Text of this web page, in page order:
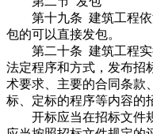
第十九条 建筑工程依
包的可以直接发包。
第二十条 建筑工程实
法定程序和方式，发布招
术要求、主要的合同条款
标、定标的程序等内容的
开标应当在招标文件规